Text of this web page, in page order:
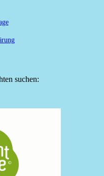
suchen: